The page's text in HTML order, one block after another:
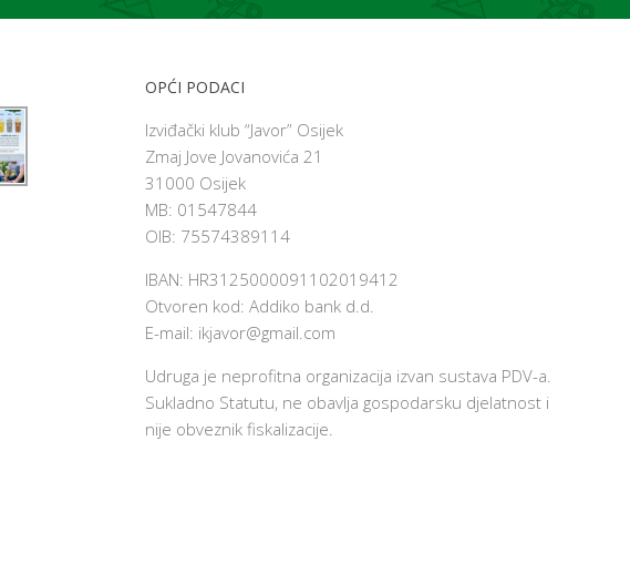
OPĆI PODACI
Izviđački klub “Javor” Osijek
Zmaj Jove Jovanovića 21
31000 Osijek
MB: 01547844
OIB: 75574389114
IBAN: HR3125000091102019412
Otvoren kod: Addiko bank d.d.
E-mail: ikjavor@gmail.com
Udruga je neprofitna organizacija izvan sustava PDV-a.
Sukladno Statutu, ne obavlja gospodarsku djelatnost i
nije obveznik fiskalizacije.